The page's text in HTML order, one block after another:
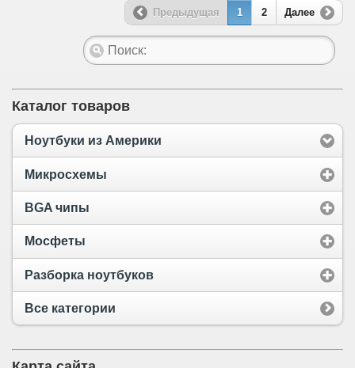
Предыдущая 1 2 Далее
Каталог товаров
Ноутбуки из Америки
Микросхемы
BGA чипы
Мосфеты
Разборка ноутбуков
Все категории